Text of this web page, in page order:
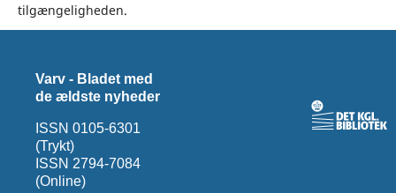
tilgængeligheden.
Varv - Bladet med
de ældste nyheder
ISSN 0105-6301
(Trykt)
ISSN 2794-7084
(Online)